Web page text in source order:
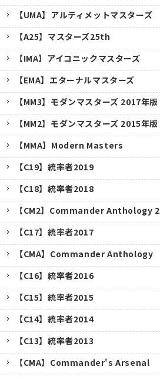
キャンセル
【UMA】アルティメットマスターズ
【A25】マスターズ25th
【IMA】アイコニックマスターズ
【EMA】エターナルマスターズ
【MM3】モダンマスターズ 2017年版
【MM2】モダンマスターズ 2015年版
【MMA】Modern Masters
【C19】統率者2019
【C18】統率者2018
【CM2】Commander Anthology 2
【C17】統率者2017
【CMA】Commander Anthology
【C16】統率者2016
【C15】統率者2015
【C14】統率者2014
【C13】統率者2013
【CMA】Commander's Arsenal